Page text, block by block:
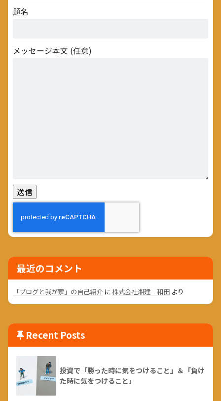
題名
メッセージ本文 (任意)
最近のコメント
「ブログと我が家」の自己紹介 に 株式会社湘建 和田 より
Recent Posts
投資で「勝った時に気をつけること」＆「負け
た時に気をつけること」